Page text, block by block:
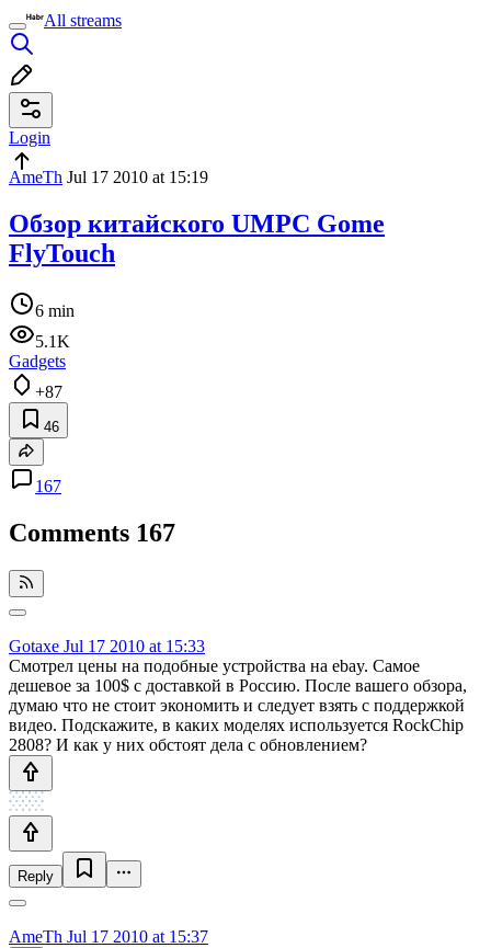
All streams
Login
AmeTh Jul 17 2010 at 15:19
Обзор китайского UMPC Gome
FlyTouch
6 min
5.1K
Gadgets
+87
46
167
Comments 167
Gotaxe Jul 17 2010 at 15:33
Смотрел цены на подобные устройства на ebay. Самое
дешевое за 100$ с доставкой в Россию. После вашего обзора,
думаю что не стоит экономить и следует взять с поддержкой
видео. Подскажите, в каких моделях используется RockChip
2808? И как у них обстоят дела с обновлением?
Reply
AmeTh Jul 17 2010 at 15:37